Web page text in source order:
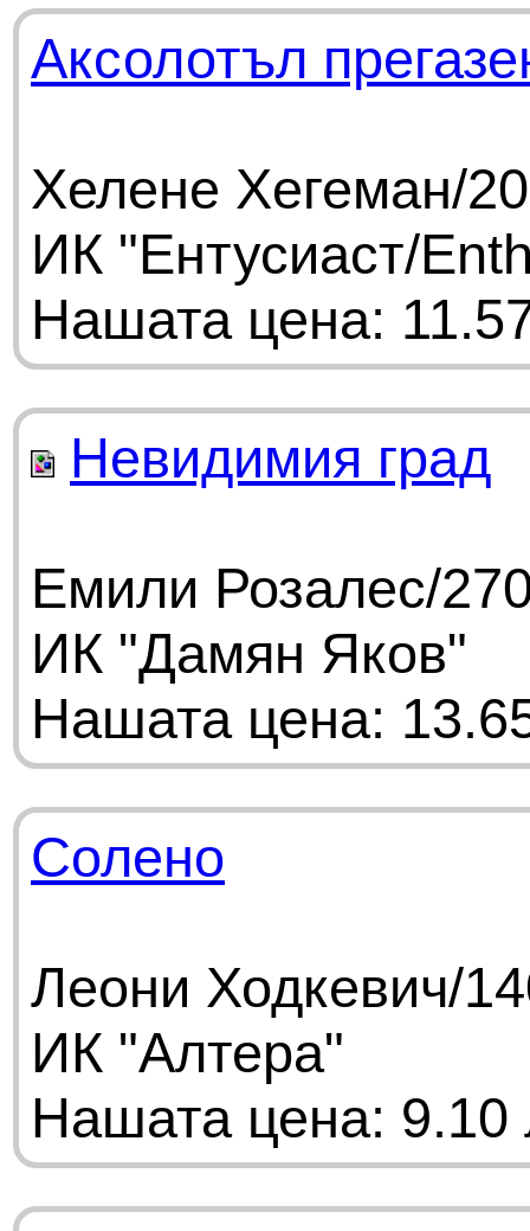
Аксолотъл
Хелене Хегеман/
ИК "Ентусиаст/
Нашата цена:
Невидимия град
Емили Розалес/
ИК "Дамян Яков"
Нашата цена:
Солено
Леони Ходкевич/
ИК "Алтера"
Нашата цена: 9.10